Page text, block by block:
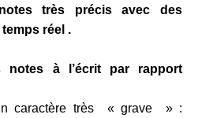
très
précis avec des
réel .
notes à l’écrit par rapport
caractère très « grave » :